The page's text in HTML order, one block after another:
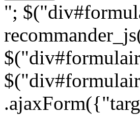
";